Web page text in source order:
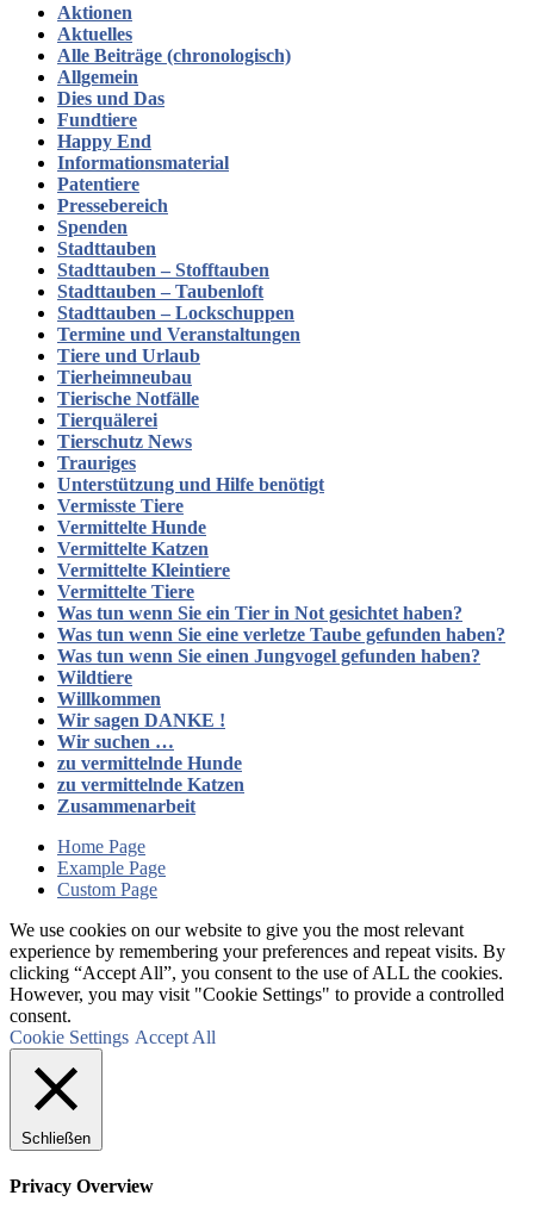
Aktionen
Aktuelles
Alle Beiträge (chronologisch)
Allgemein
Dies und Das
Fundtiere
Happy End
Informationsmaterial
Patentiere
Pressebereich
Spenden
Stadttauben
Stadttauben – Stofftauben
Stadttauben – Taubenloft
Stadttauben – Lockschuppen
Termine und Veranstaltungen
Tiere und Urlaub
Tierheimneubau
Tierische Notfälle
Tierquälerei
Tierschutz News
Trauriges
Unterstützung und Hilfe benötigt
Vermisste Tiere
Vermittelte Hunde
Vermittelte Katzen
Vermittelte Kleintiere
Vermittelte Tiere
Was tun wenn Sie ein Tier in Not gesichtet haben?
Was tun wenn Sie eine verletze Taube gefunden haben?
Was tun wenn Sie einen Jungvogel gefunden haben?
Wildtiere
Willkommen
Wir sagen DANKE !
Wir suchen …
zu vermittelnde Hunde
zu vermittelnde Katzen
Zusammenarbeit
Home Page
Example Page
Custom Page
We use cookies on our website to give you the most relevant
experience by remembering your preferences and repeat visits. By
clicking “Accept All”, you consent to the use of ALL the cookies.
However, you may visit "Cookie Settings" to provide a controlled
consent.
Cookie Settings Accept All
Schließen
Privacy Overview